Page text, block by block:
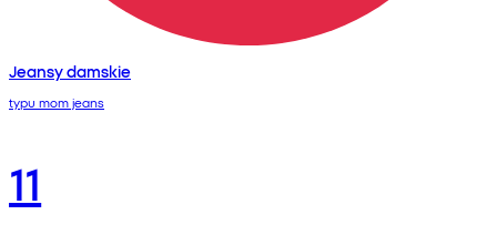
Jeansy damskie
typu mom jeans
11